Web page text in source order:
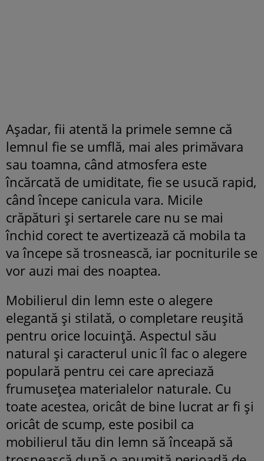
Așadar, fii atentă la primele semne că
lemnul fie se umflă, mai ales primăvara
sau toamna, când atmosfera este
încărcată de umiditate, fie se usucă rapid,
când începe canicula vara. Micile
crăpături și sertarele care nu se mai
închid corect te avertizează că mobila ta
va începe să trosnească, iar pocniturile se
vor auzi mai des noaptea.
Mobilierul din lemn este o alegere
elegantă și stilată, o completare reușită
pentru orice locuință. Aspectul său
natural și caracterul unic îl fac o alegere
populară pentru cei care apreciază
frumusețea materialelor naturale. Cu
toate acestea, oricât de bine lucrat ar fi și
oricât de scump, este posibil ca
mobilierul tău din lemn să înceapă să